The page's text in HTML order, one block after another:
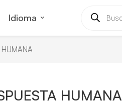
Idioma
HUMANA
HUMANA